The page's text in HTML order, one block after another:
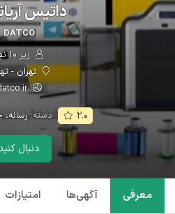
داتیس
DATCO
زیر ۱۰ نفر
تهران -
datco.ir
۲.۰ دسته:
دنبال
معرفی آگهی‌ها امتیازات